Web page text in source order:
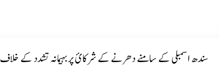
سندھ اسمبلی کے سامنے دھرنے کے شرکائ پربہیمانہ تشدد کے خلاف